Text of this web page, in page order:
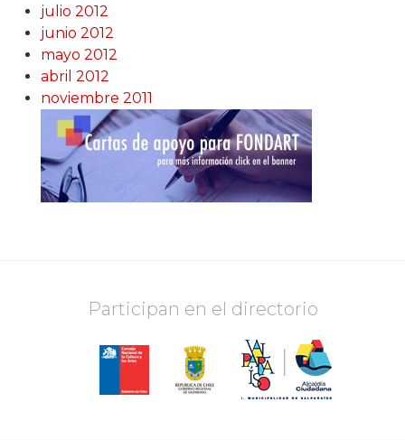
julio 2012
junio 2012
mayo 2012
abril 2012
noviembre 2011
Participan en el directorio